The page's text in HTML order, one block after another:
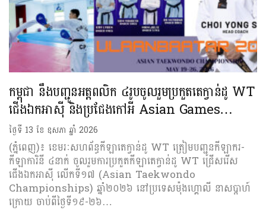
កម្ពុជា នឹងបញ្ជូនអត្តពលិក ៤រូបចូលរួមប្រកួតតេក្វាន់ដូ WT
ជើងឯកអាស៊ី និងប្រជែងកៅអី Asian Games…
ថ្ងៃទី 13 ខែ ឧសភា ឆ្នាំ 2026
(ភ្នំពេញ)៖ ខេមរៈសហព័ន្ធកីឡាតេក្វាន់ដូ WT ត្រៀមបញ្ជូនកីឡាករ-
កីឡាការិនី ៤នាក់ ចូលរួមការប្រកួតកីឡាតេក្វាន់ដូ WT ជ្រើសរើស
ជើងឯកអាស៊ី លើកទី១៧ (Asian Taekwondo
Championships) ឆ្នាំ២០២៦ នៅប្រទេសម៉ុងហ្គោលី នាសប្ដាហ៍
ក្រោយ ចាប់ពីថ្ងៃទី១៩-២៦…